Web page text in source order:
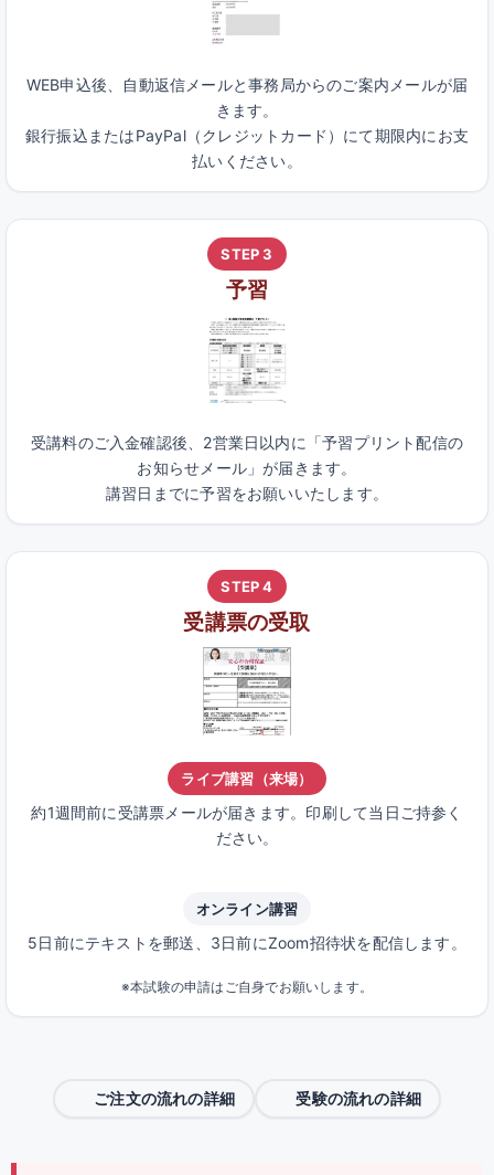
WEB申込後、自動返信メールと事務局からのご案内メールが届
きます。
銀行振込またはPayPal（クレジットカード）にて期限内にお支
払いください。
STEP 3
予習
受講料のご入金確認後、2営業日以内に「予習プリント配信の
お知らせメール」が届きます。
講習日までに予習をお願いいたします。
STEP 4
受講票の受取
ライブ講習（来場）
約1週間前に受講票メールが届きます。印刷して当日ご持参く
ださい。
オンライン講習
5日前にテキストを郵送、3日前にZoom招待状を配信します。
※本試験の申請はご自身でお願いします。
ご注文の流れの詳細 受験の流れの詳細